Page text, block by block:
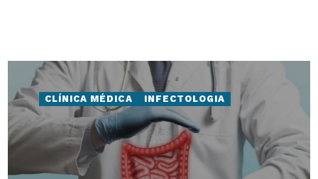
CLÍNICA MÉDICA INFECTOLOGIA